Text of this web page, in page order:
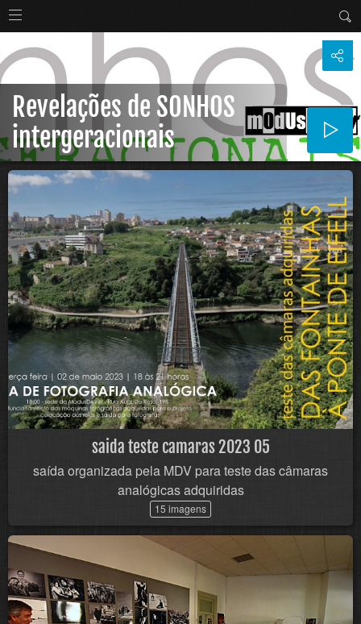
Revelações de SONHOS
intergeracionais
saida teste camaras 2023 05
saída organizada pela MDV para teste das câmaras
analógicas adquiridas
15 imagens